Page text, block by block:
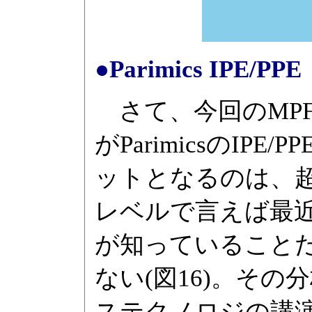
●Parimics IPE/PPE
さて、今回の
がParimicsのIPE/
ットとなるのは、
レベルで言えば最
が知っていること
ない(図16)。その